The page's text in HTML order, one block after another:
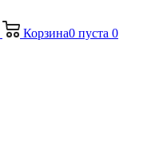
Корзина0 пуста 0